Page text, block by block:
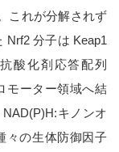
これが分解されず
Nrf2 分子は Keap1
酸化剤応答配列
モーター領域へ結
キノンオ
々の生体防御因子